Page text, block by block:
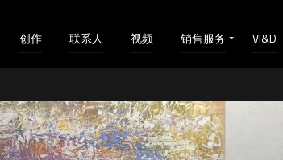
创作 联系人 视频 销售服务 VI&D